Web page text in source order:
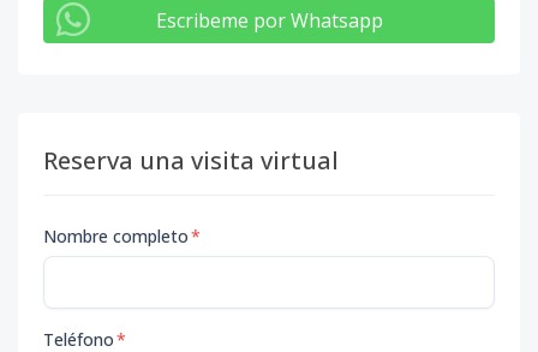
Escribeme por Whatsapp
Reserva una visita virtual
Nombre completo*
Teléfono*